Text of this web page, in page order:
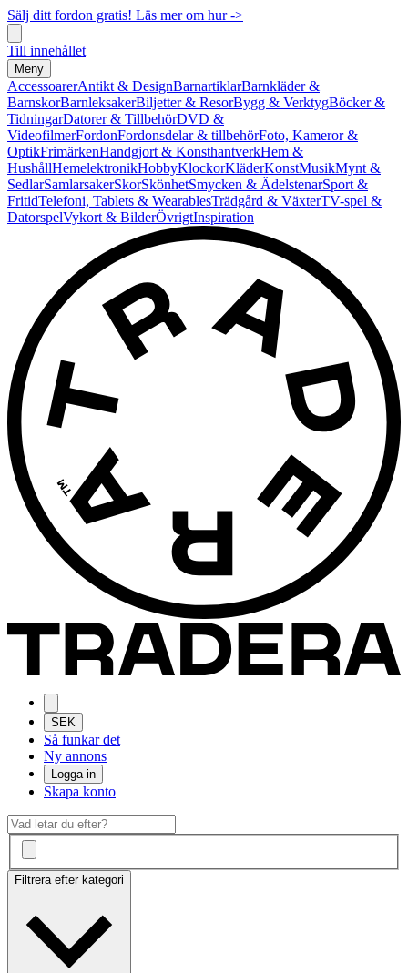
Sälj ditt fordon gratis! Läs mer om hur ->
Till innehållet
Meny
AccessoarerAntikt & DesignBarnartiklarBarnkläder &
BarnskorBarnleksakerBiljetter & ResorBygg & VerktygBöcker &
TidningarDatorer & TillbehörDVD &
VideofilmerFordonFordonsdelar & tillbehörFoto, Kameror &
OptikFrimärkenHandgjort & KonsthantverkHem &
HushållHemelektronikHobbyKlockorKläderKonstMusikMynt &
SedlarSamlarsakerSkorSkönhetSmycken & ÄdelstenarSport &
FritidTelefoni, Tablets & WearablesTrädgård & VäxterTV-spel &
DatorspelVykort & BilderÖvrigtInspiration
SEK
Så funkar det
Ny annons
Logga in
Skapa konto
Filtrera efter kategori